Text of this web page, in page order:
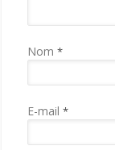
Nom *
E-mail *